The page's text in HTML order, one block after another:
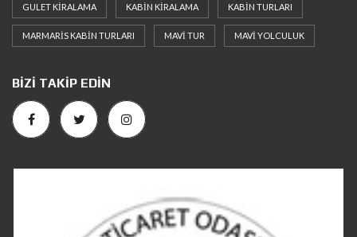
GULET KIRALAMA KABIN KIRALAMA KABIN TURLARI
MARMARIS KABIN TURLARI MAVI TUR MAVI YOLCULUK
BIZI TAKIP EDIN